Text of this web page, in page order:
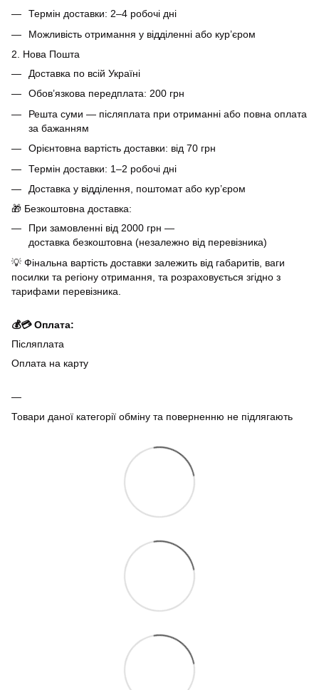
Термін доставки: 2–4 робочі дні
Можливість отримання у відділенні або кур’єром
2. Нова Пошта
Доставка по всій Україні
Обов’язкова передплата: 200 грн
Решта суми — післяплата при отриманні або повна оплата
за бажанням
Орієнтовна вартість доставки: від 70 грн
Термін доставки: 1–2 робочі дні
Доставка у відділення, поштомат або кур’єром
🎁 Безкоштовна доставка:
При замовленні від 2000 грн —
доставка безкоштовна (незалежно від перевізника)
💡 Фінальна вартість доставки залежить від габаритів, ваги
посилки та регіону отримання, та розраховується згідно з
тарифами перевізника.
💰💳 Оплата:
Післяплата
Оплата на карту
Товари даної категорії обміну та поверненню не підлягають